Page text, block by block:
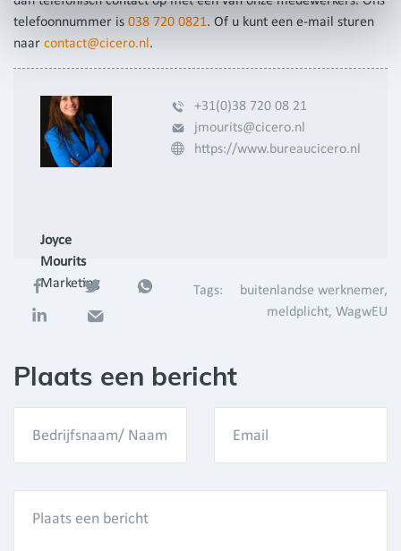
telefoonnummer is 038 720 0821. Of u kunt een e-mail sturen
naar contact@cicero.nl.
Joyce
Mourits
Marketing
+31(0)38 720 08 21
jmourits@cicero.nl
https://www.bureaucicero.nl
Tags:
buitenlandse werknemer
meldplicht WagwEU
Plaats een bericht